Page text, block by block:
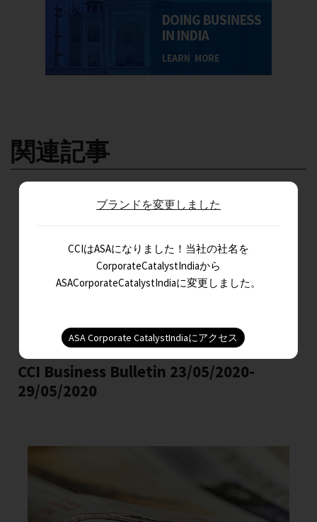
関連記事
CCI Business Bulletin 23/05/2020-
29/05/2020
ブランドを変更しました
CCIはASAになりました！当社の社名を
CorporateCatalystIndiaから
ASACorporateCatalystIndiaに変更しました。